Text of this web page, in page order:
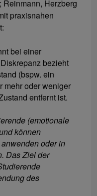
Reinmann, Herzberg
praxisnahen
bei einer
bezieht
(bspw. ein
mehr oder weniger
entfernt ist.
(emotionale
können
oder in
Das Ziel der
des